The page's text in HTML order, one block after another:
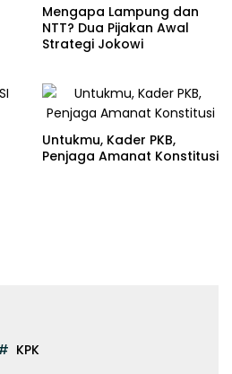
Mengapa Lampung dan
NTT? Dua Pijakan Awal
Strategi Jokowi
Untukmu, Kader PKB,
Penjaga Amanat Konstitusi
KPK